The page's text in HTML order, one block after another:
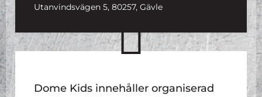
Utanvindsvägen 5, 80257, Gävle
Dome Kids innehåller organiserad